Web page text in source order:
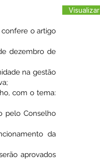
confere o artigo
dezembro de
na gestão
com o tema:
pelo Conselho
da
aprovados
Visualizar